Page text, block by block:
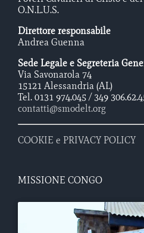
O.N.L.U.S.
Direttore responsabile
Andrea Guenna
Sede Legale e Segreteria
Via Savonarola 74
15121 Alessandria (AL)
Tel. 0131 974.045 / 349
contatti@smodelt.org
COOKIE e PRIVACY POLICY
MISSIONE CONGO